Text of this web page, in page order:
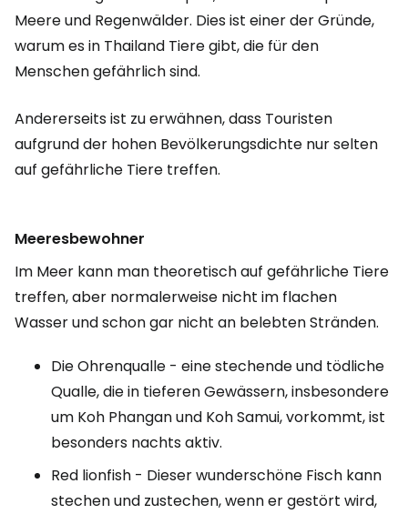
Meere und Regenwälder. Dies ist einer der Gründe,
warum es in Thailand Tiere gibt, die für den
Menschen gefährlich sind.
Andererseits ist zu erwähnen, dass Touristen
aufgrund der hohen Bevölkerungsdichte nur selten
auf gefährliche Tiere treffen.
Meeresbewohner
Im Meer kann man theoretisch auf gefährliche Tiere
treffen, aber normalerweise nicht im flachen
Wasser und schon gar nicht an belebten Stränden.
Die Ohrenqualle - eine stechende und tödliche
Qualle, die in tieferen Gewässern, insbesondere
um Koh Phangan und Koh Samui, vorkommt, ist
besonders nachts aktiv.
Red lionfish - Dieser wunderschöne Fisch kann
stechen und zustechen, wenn er gestört wird,